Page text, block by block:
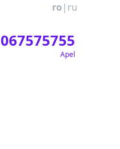
ro | ru
067575755
Apel